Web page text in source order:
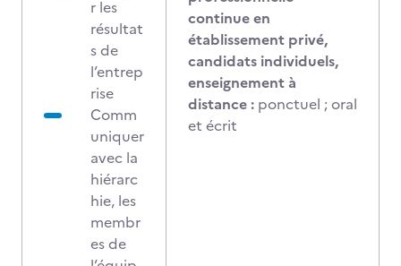
r les
résultat
s de
l’entrep
rise
Comm
uniquer
avec la
hiérarc
hie, les
membr
es de
continue en
établissement privé,
candidats individuels,
enseignement à
distance : ponctuel ; oral
et écrit